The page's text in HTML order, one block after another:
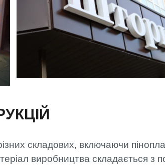
складових, включаючи
виробництва складається з